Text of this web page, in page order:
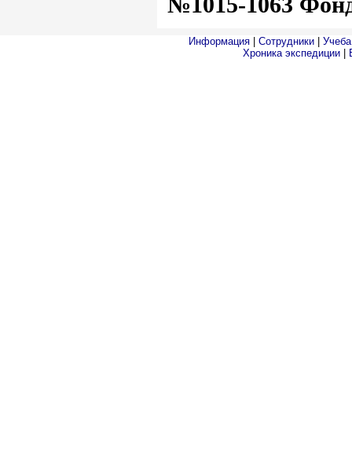
Информация Сотрудники Учеба
Хроника экспедиции|